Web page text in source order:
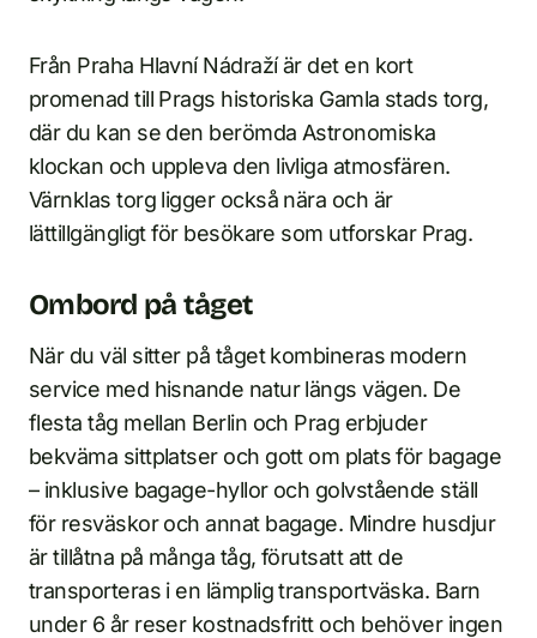
Från Praha Hlavní Nádraží är det en kort
promenad till Prags historiska Gamla stads torg,
där du kan se den berömda Astronomiska
klockan och uppleva den livliga atmosfären.
Värnklas torg ligger också nära och är
lättillgängligt för besökare som utforskar Prag.
Ombord på tåget
När du väl sitter på tåget kombineras modern
service med hisnande natur längs vägen. De
flesta tåg mellan Berlin och Prag erbjuder
bekväma sittplatser och gott om plats för bagage
– inklusive bagage-hyllor och golvstående ställ
för resväskor och annat bagage. Mindre husdjur
är tillåtna på många tåg, förutsatt att de
transporteras i en lämplig transportväska. Barn
under 6 år reser kostnadsfritt och behöver ingen